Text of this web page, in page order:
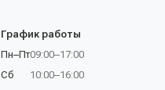
График работы
Пн–Пт
Сб
09:00–17:00
10:00–16:00